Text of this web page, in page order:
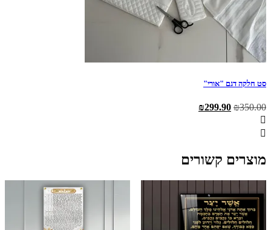
סט חלקה דגם "אורי"
₪350.00
המחיר ₪299.90
מוצרים קשורים